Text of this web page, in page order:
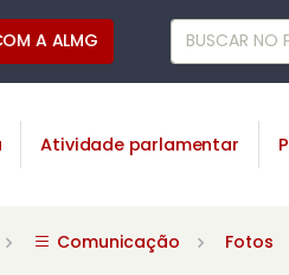
A ALMG
Atividade parlamentar
Comunicação Fotos